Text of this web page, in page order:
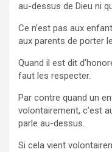
au-dessus de Dieu ni
Ce n’est pas aux
aux parents de porter
Quand il est dit
faut les respecter.
Par contre quand un
volontairement, c’est
parle au-dessus.
Si cela vient